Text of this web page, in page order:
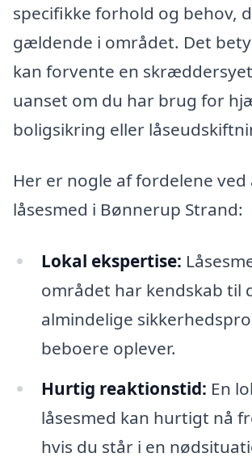
specifikke forhold og behov,
gældende i området. Det
kan forvente en
uanset om du har brug for
boligsikring eller
Her er nogle af fordelene
låsesmed i Bønnerup Strand:
Lokal ekspertise:
området har kendskab til
almindelige
beboere oplever.
Hurtig reaktionstid: En
låsesmed kan hurtigt nå
hvis du står i en